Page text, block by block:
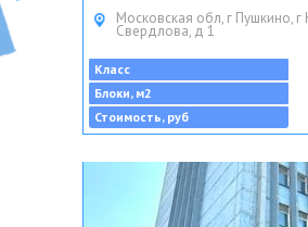
Московская обл, г Пушкино, г
Свердлова, д 1
Класс
Блоки, м2
Стоимость, руб